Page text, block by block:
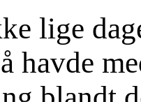
lige
havde